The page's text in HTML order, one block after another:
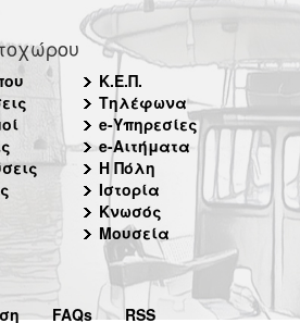
Κ.Ε.Π.
Τηλέφωνα
e-Υπηρεσίες
e-Αιτήματα
Η Πόλη
Ιστορία
Κνωσός
Μουσεία
FAQs RSS